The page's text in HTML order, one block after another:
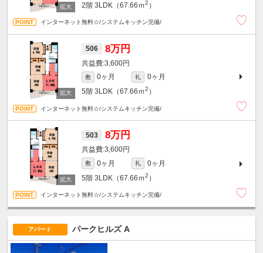
2階 3LDK（67.66ｍ2 ）
インターネット無料☆/システムキッチン完備/
506 8万円
3,600円
敷 0ヶ月 礼
0ヶ月
5階 3LDK（67.66ｍ2 ）
インターネット無料☆/システムキッチン完備/
503 8万円
3,600円
敷 0ヶ月 礼
0ヶ月
5階 3LDK（67.66ｍ2 ）
インターネット無料☆/システムキッチン完備/
アパート パークヒルズ A